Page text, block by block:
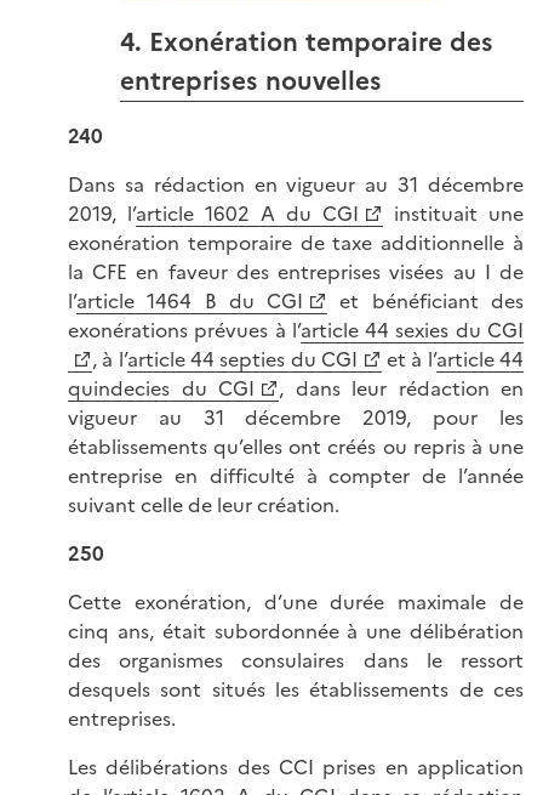
4. Exonération temporaire des
entreprises nouvelles
240
Dans sa rédaction en vigueur au 31 décembre
2019, l’article 1602 A du CGI
instituait une
exonération temporaire de taxe additionnelle à
la CFE en faveur des entreprises visées au I de
l’article 1464 B du CGI
et bénéficiant des
exonérations prévues à l’article 44 sexies du CGI
, à l’article 44 septies du CGI et à l’article 44
quindecies du CGI
, dans leur rédaction en
vigueur au 31 décembre 2019, pour les
établissements qu’elles ont créés ou repris à une
entreprise en difficulté à compter de l’année
suivant celle de leur création.
250
Cette exonération, d’une durée maximale de
cinq ans, était subordonnée à une délibération
des organismes consulaires dans le ressort
desquels sont situés les établissements de ces
entreprises.
Les délibérations des CCI prises en application